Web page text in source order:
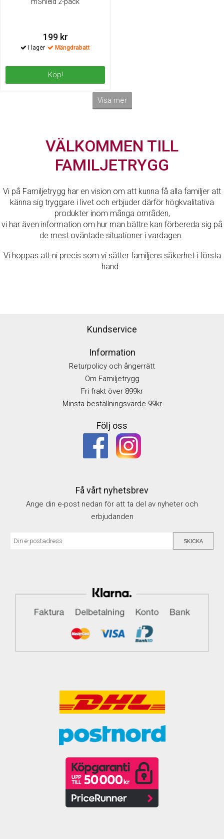
mShield 2-pack
199 kr
Mängdrabatt
Köp!
Visa mer
VÄLKOMMEN TILL
FAMILJETRYGG
Vi på Familjetrygg har en vision om att kunna få alla familjer att
känna sig tryggare i livet och erbjuder därför högkvalitativa
produkter inom många områden,
vi har även information om hur man bättre kan förbereda sig på
de mest oväntade situationer i vardagen.
Vi hoppas att ni precis som vi sätter familjens säkerhet i första
hand.
Kundservice
Information
Returpolicy och ångerrätt
Om Familjetrygg
Fri frakt över 899kr
Minsta beställningsvärde 99kr
Följ oss
Få vårt nyhetsbrev
Ange din e-post nedan för att ta del av nyheter och
erbjudanden
SKICKA